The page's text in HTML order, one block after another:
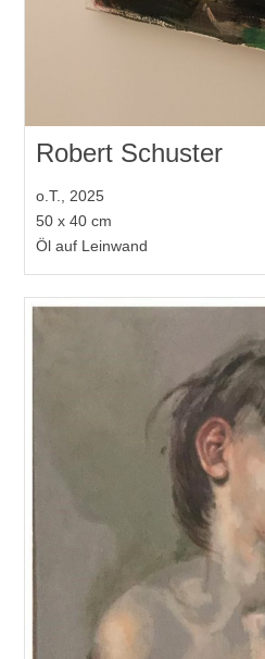
Robert Schuster
o.T., 2025
50 x 40 cm
Öl auf Leinwand